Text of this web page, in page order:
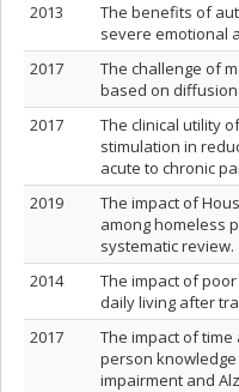
2013
The benefits of
severe emotional
2017
The challenge of
based on
2017
The clinical utility
stimulation in
acute to chronic
2019
The impact of
among homeless
systematic review.
2014
The impact of
daily living after
2017
The impact of
person
impairment and